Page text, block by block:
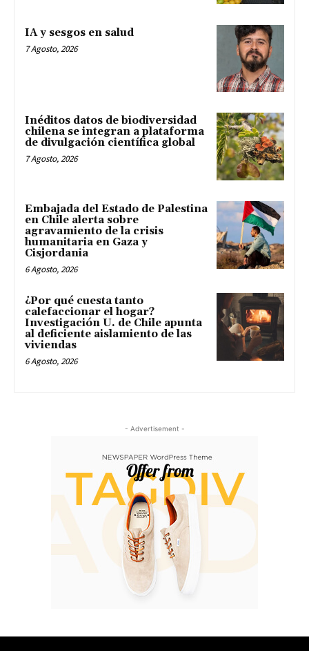
IA y sesgos en salud
7 Agosto, 2026
Inéditos datos de biodiversidad
chilena se integran a plataforma
de divulgación científica global
7 Agosto, 2026
Embajada del Estado de Palestina
en Chile alerta sobre
agravamiento de la crisis
humanitaria en Gaza y
Cisjordania
6 Agosto, 2026
¿Por qué cuesta tanto
calefaccionar el hogar?
Investigación U. de Chile apunta
al deficiente aislamiento de las
viviendas
6 Agosto, 2026
- Advertisement -